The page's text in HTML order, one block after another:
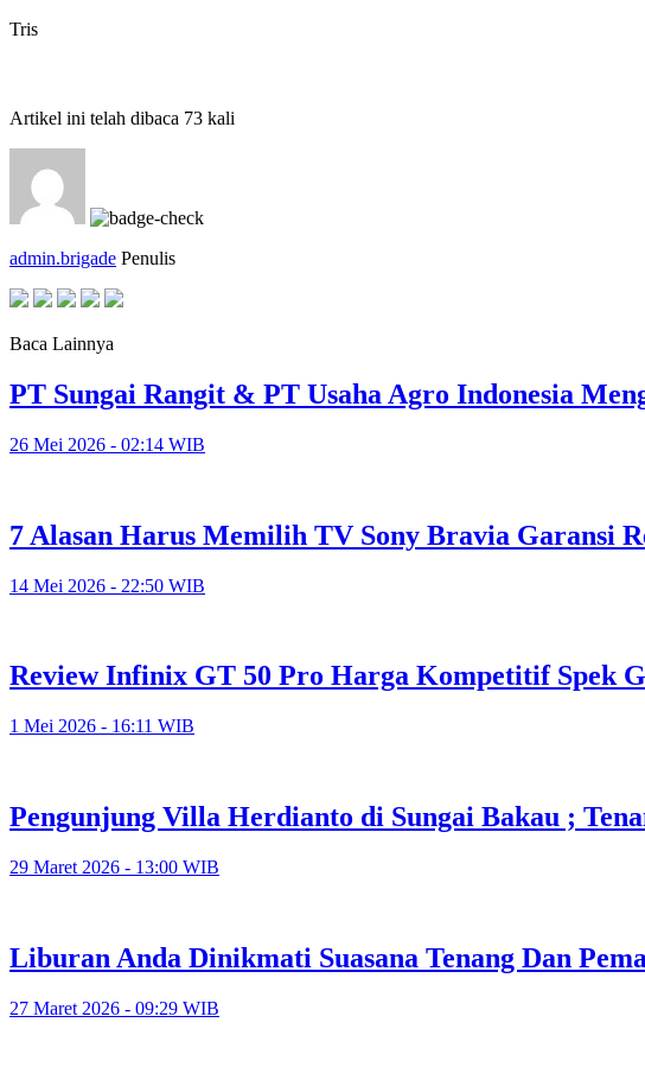
Tris
Artikel ini telah dibaca 73 kali
admin.brigade Penulis
Baca Lainnya
PT Sungai Rangit & PT Usaha Agro Indonesia
26 Mei 2026 - 02:14 WIB
7 Alasan Harus Memilih TV Sony Bravia Garansi
14 Mei 2026 - 22:50 WIB
Review Infinix GT 50 Pro Harga Kompetitif Spek
1 Mei 2026 - 16:11 WIB
Pengunjung Villa Herdianto di Sungai Bakau ;
29 Maret 2026 - 13:00 WIB
Liburan Anda Dinikmati Suasana Tenang Dan
27 Maret 2026 - 09:29 WIB